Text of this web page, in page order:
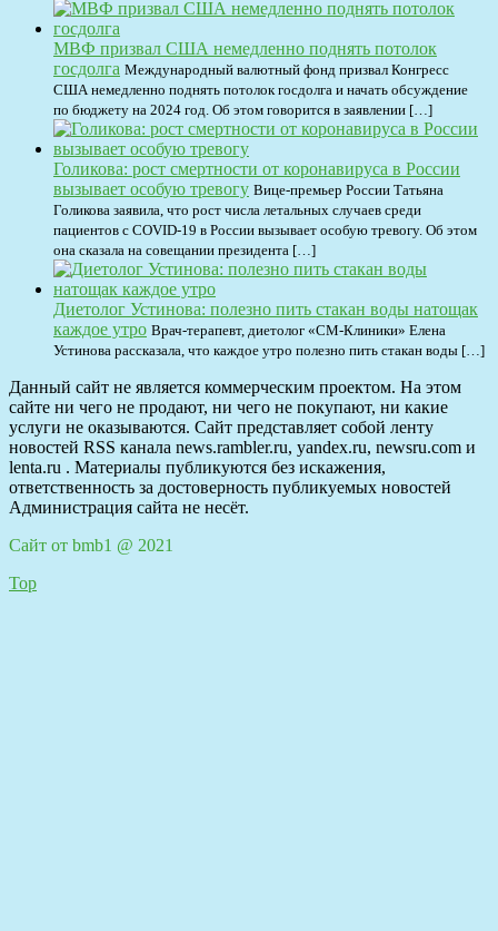
МВФ призвал США немедленно поднять потолок
госдолга Международный валютный фонд призвал Конгресс
США немедленно поднять потолок госдолга и начать обсуждение
по бюджету на 2024 год. Об этом говорится в заявлении […]
Голикова: рост смертности от коронавируса в России
вызывает особую тревогу Вице-премьер России Татьяна
Голикова заявила, что рост числа летальных случаев среди
пациентов с COVID-19 в России вызывает особую тревогу. Об этом
она сказала на совещании президента […]
Диетолог Устинова: полезно пить стакан воды натощак
каждое утро Врач-терапевт, диетолог «СМ-Клиники» Елена
Устинова рассказала, что каждое утро полезно пить стакан воды […]
Данный сайт не является коммерческим проектом. На этом
сайте ни чего не продают, ни чего не покупают, ни какие
услуги не оказываются. Сайт представляет собой ленту
новостей RSS канала news.rambler.ru, yandex.ru, newsru.com и
lenta.ru . Материалы публикуются без искажения,
ответственность за достоверность публикуемых новостей
Администрация сайта не несёт.
Сайт от bmb1 @ 2021
Top